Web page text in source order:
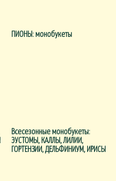
ПИОНЫ: монобукеты
Всесезонные монобукеты:
ЭУСТОМЫ, КАЛЛЫ, ЛИЛИИ,
ГОРТЕНЗИИ, ДЕЛЬФИНИУМ, ИРИСЫ